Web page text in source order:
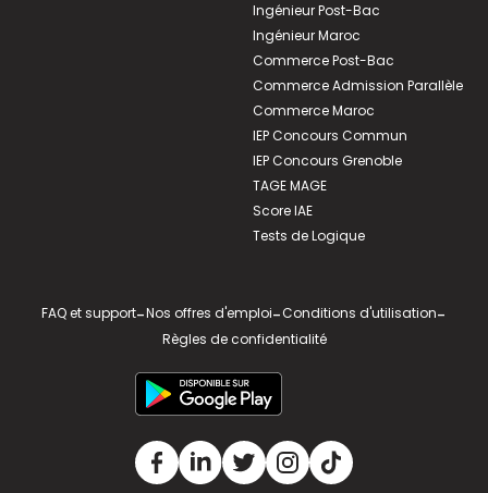
Ingénieur Post-Bac
Ingénieur Maroc
Commerce Post-Bac
Commerce Admission Parallèle
Commerce Maroc
IEP Concours Commun
IEP Concours Grenoble
TAGE MAGE
Score IAE
Tests de Logique
FAQ et support-Nos offres d'emploi-Conditions d'utilisation-
Règles de confidentialité